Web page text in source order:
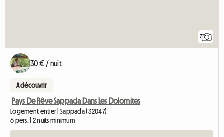
7
30 € / nuit
A découvrir
Pays De Rêve Sappada Dans Les Dolomites
Logement entier | Sappada (32047)
6 pers. | 2 nuits minimum